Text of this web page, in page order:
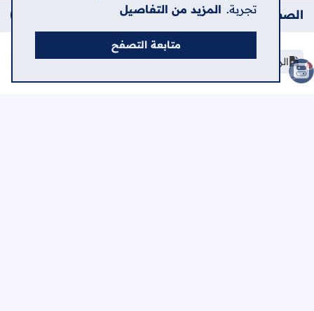
تجربة. المزيد من التفاصيل
متابعة التصفح
الصفحات
الرئيسية